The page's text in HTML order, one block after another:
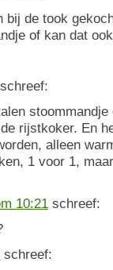
bij de took
of kan dat
schreef:
rijstkoker. En
alleen
1 voor 1,
10:21 schreef:
schreef: